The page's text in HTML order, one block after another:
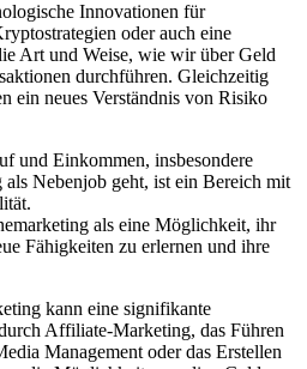
Innovationen für
oder auch eine
Art und Weise, wie wir über Geld
durchführen. Gleichzeitig
ein neues Verständnis von Risiko
und Einkommen, insbesondere
Nebenjob geht, ist ein Bereich mit
als eine Möglichkeit, ihr
Fähigkeiten zu erlernen und ihre
kann eine signifikante
Affiliate-Marketing, das Führen
Management oder das Erstellen